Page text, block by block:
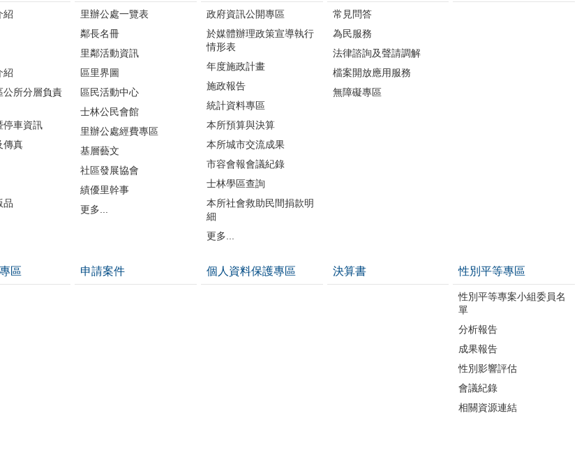
紹
紹
公所分層負責
停車資訊
傳真
品
里辦公處一覽表
鄰長名冊
里鄰活動資訊
區里界圖
區民活動中心
士林公民會館
里辦公處經費專區
基層藝文
社區發展協會
績優里幹事
更多...
政府資訊公開專區
於媒體辦理政策宣導執行
情形表
年度施政計畫
施政報告
統計資料專區
本所預算與決算
本所城市交流成果
市容會報會議紀錄
士林學區查詢
本所社會救助民間捐款明
細
更多...
常見問答
為民服務
法律諮詢及聲請調解
檔案開放應用服務
無障礙專區
區 申請案件 個人資料保護專區 決算書 性別平等專區
性別平等專案小組委員名
單
分析報告
成果報告
性別影響評估
會議紀錄
相關資源連結